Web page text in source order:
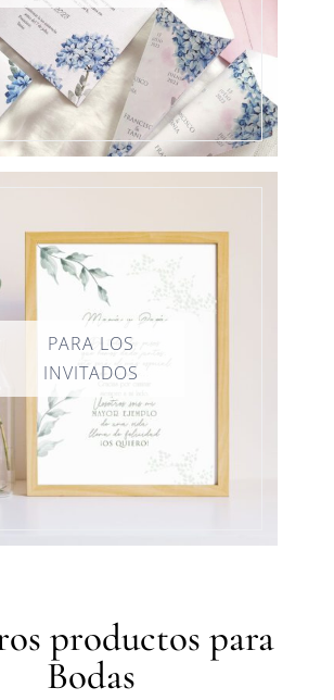
productos para
Bodas